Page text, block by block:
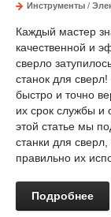
Инструменты /
Каждый мастер
качественной и
сверло
станок для
быстро и точно
их срок службы и
этой статье мы
станки для
правильно их
Подробнее